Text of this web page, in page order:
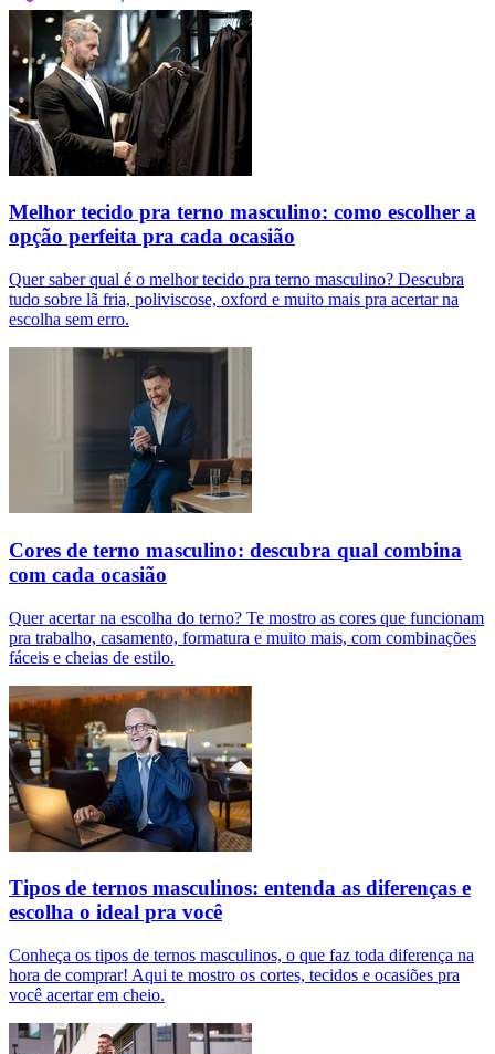
Melhor tecido pra terno masculino: como escolher a
opção perfeita pra cada ocasião
Quer saber qual é o melhor tecido pra terno masculino? Descubra
tudo sobre lã fria, poliviscose, oxford e muito mais pra acertar na
escolha sem erro.
Cores de terno masculino: descubra qual combina
com cada ocasião
Quer acertar na escolha do terno? Te mostro as cores que funcionam
pra trabalho, casamento, formatura e muito mais, com combinações
fáceis e cheias de estilo.
Tipos de ternos masculinos: entenda as diferenças e
escolha o ideal pra você
Conheça os tipos de ternos masculinos, o que faz toda diferença na
hora de comprar! Aqui te mostro os cortes, tecidos e ocasiões pra
você acertar em cheio.